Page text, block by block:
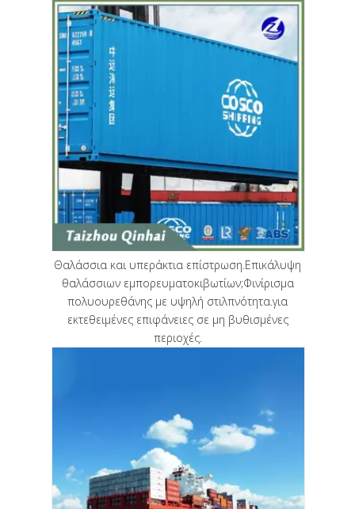
Θαλάσσια και υπεράκτια επίστρωση.Επικάλυψη
θαλάσσιων εμπορευματοκιβωτίων;Φινίρισμα
πολυουρεθάνης με υψηλή στιλπνότητα.για
εκτεθειμένες επιφάνειες σε μη βυθισμένες
περιοχές.